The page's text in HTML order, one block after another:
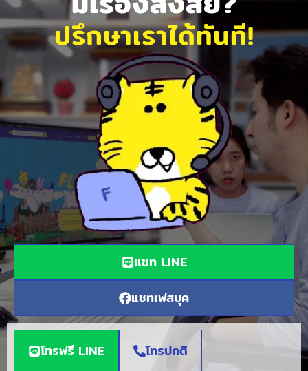
ปรึกษาเราได้ทันที!
แชท LINE
แชทเฟสบุค
โทรฟรี LINE โทรปกติ